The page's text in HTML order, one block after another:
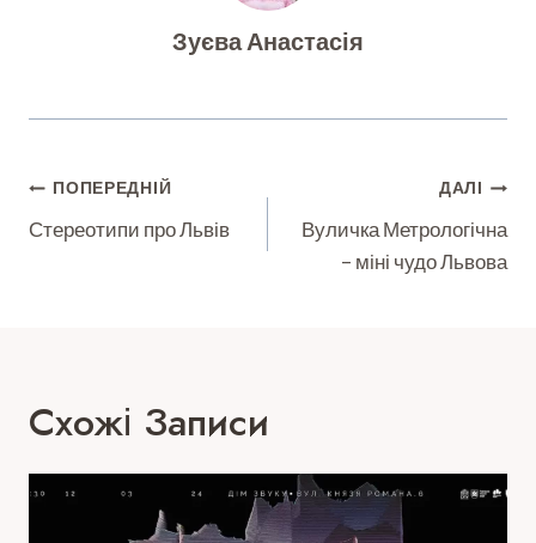
Зуєва Анастасія
Навігація
Записів
ПОПЕРЕДНІЙ
Стереотипи про Львів
ДАЛІ
Вуличка Метрологічна
– міні чудо Львова
Схожі Записи